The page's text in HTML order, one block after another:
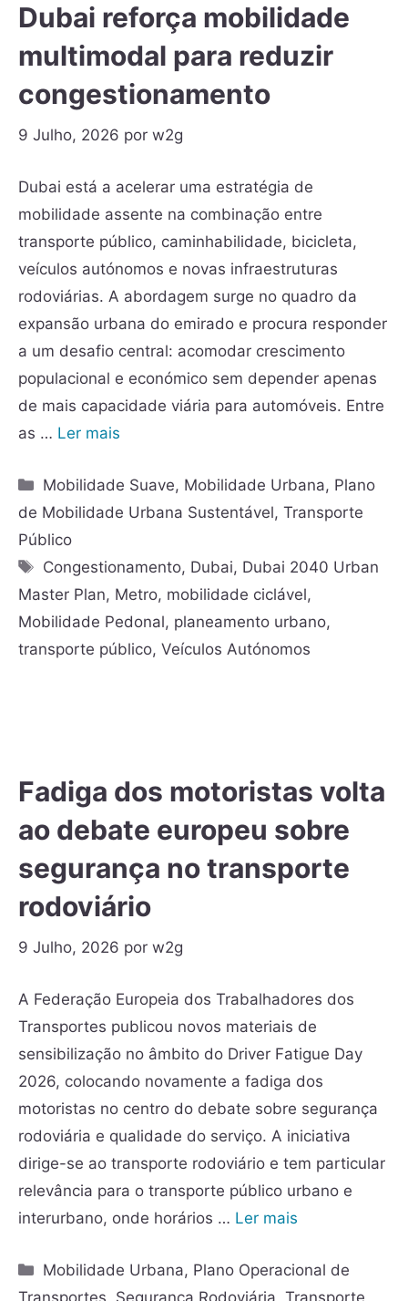
Dubai reforça mobilidade
multimodal para reduzir
congestionamento
9 Julho, 2026 por w2g
Dubai está a acelerar uma estratégia de
mobilidade assente na combinação entre
transporte público, caminhabilidade, bicicleta,
veículos autónomos e novas infraestruturas
rodoviárias. A abordagem surge no quadro da
expansão urbana do emirado e procura responder
a um desafio central: acomodar crescimento
populacional e económico sem depender apenas
de mais capacidade viária para automóveis. Entre
as … Ler mais
Mobilidade Suave, Mobilidade Urbana, Plano
de Mobilidade Urbana Sustentável, Transporte
Público
Congestionamento, Dubai, Dubai 2040 Urban
Master Plan, Metro, mobilidade ciclável,
Mobilidade Pedonal, planeamento urbano,
transporte público, Veículos Autónomos
Fadiga dos motoristas volta
ao debate europeu sobre
segurança no transporte
rodoviário
9 Julho, 2026 por w2g
A Federação Europeia dos Trabalhadores dos
Transportes publicou novos materiais de
sensibilização no âmbito do Driver Fatigue Day
2026, colocando novamente a fadiga dos
motoristas no centro do debate sobre segurança
rodoviária e qualidade do serviço. A iniciativa
dirige-se ao transporte rodoviário e tem particular
relevância para o transporte público urbano e
interurbano, onde horários … Ler mais
Mobilidade Urbana, Plano Operacional de